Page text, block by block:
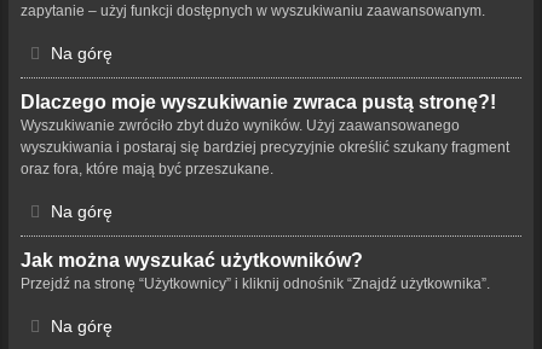
zapytanie – użyj funkcji dostępnych w wyszukiwaniu zaawansowanym.
Na górę
Dlaczego moje wyszukiwanie zwraca pustą stronę?!
Wyszukiwanie zwróciło zbyt dużo wyników. Użyj zaawansowanego
wyszukiwania i postaraj się bardziej precyzyjnie określić szukany fragment
oraz fora, które mają być przeszukane.
Na górę
Jak można wyszukać użytkowników?
Przejdź na stronę “Użytkownicy” i kliknij odnośnik “Znajdź użytkownika”.
Na górę